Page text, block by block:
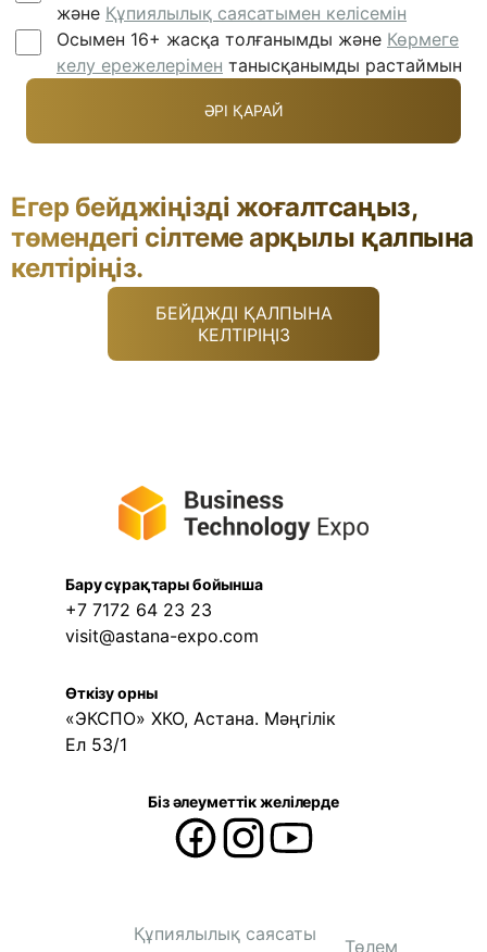
және Құпиялылық саясатымен келісемін
Осымен 16+ жасқа толғанымды және Көрмеге
келу ережелерімен танысқанымды растаймын
Егер бейджіңізді жоғалтсаңыз,
төмендегі сілтеме арқылы қалпына
келтіріңіз.
БЕЙДЖДІ ҚАЛПЫНА
КЕЛТІРІҢІЗ
Бару сұрақтары бойынша
+7 7172 64 23 23
visit@astana-expo.com
Өткізу орны
«ЭКСПО» ХКО, Астана. Мәңгілік
Ел 53/1
Біз әлеуметтік желілерде
Құпиялылық саясаты
Төлем